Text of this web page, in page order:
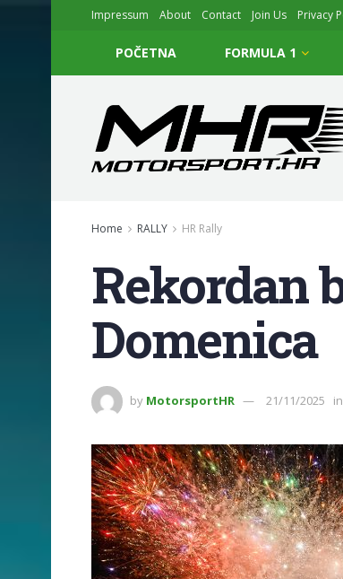
Impressum About Contact Join Us Privacy
POČETNA FORMULA 1
Home RALLY HR Rally
Rekordan
Domenica
by MotorsportHR 21/11/2025 in